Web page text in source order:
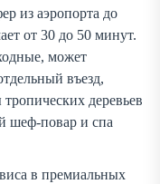
из аэропорта до
от 30 до 50 минут.
может
въезд,
деревьев
шеф-повар и спа
в премиальных